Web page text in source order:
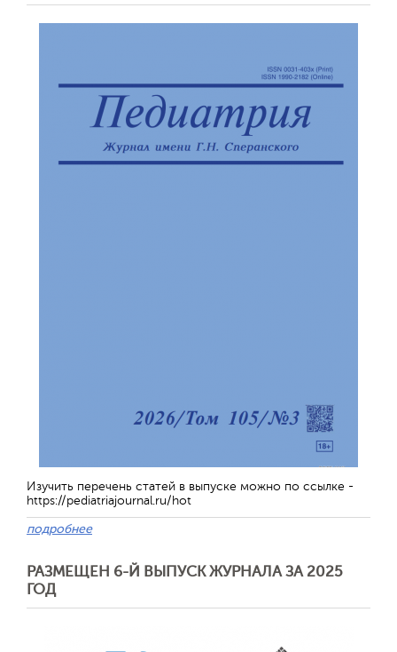
Изучить перечень статей в выпуске можно по ссылке -
https://pediatriajournal.ru/hot
подробнее
РАЗМЕЩЕН 6-Й ВЫПУСК ЖУРНАЛА ЗА 2025
ГОД